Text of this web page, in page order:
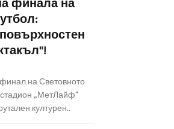
финала на
на Световното
„МетЛайф“
културен..